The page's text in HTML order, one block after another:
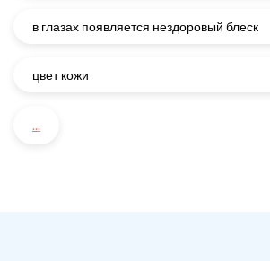
в глазах появляется нездоровый блеск
цвет кожи
...